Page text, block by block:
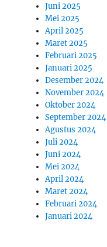
Juni 2025
Mei 2025
April 2025
Maret 2025
Februari 2025
Januari 2025
Desember 2024
November 2024
Oktober 2024
September 2024
Agustus 2024
Juli 2024
Juni 2024
Mei 2024
April 2024
Maret 2024
Februari 2024
Januari 2024